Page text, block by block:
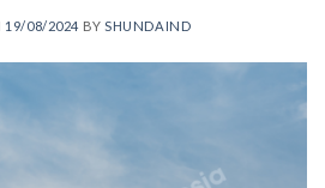
19/08/2024 BY SHUNDAIND